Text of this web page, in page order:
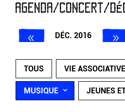
AGENDA/CONCERT/
DÉC. 2016
TOUS VIE ASSOCIATIVE
MUSIQUE JEUNES